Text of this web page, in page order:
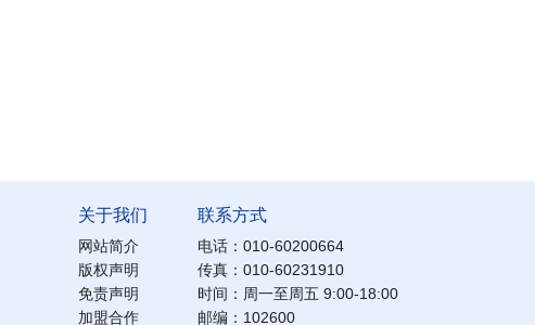
关于我们
网站简介
版权声明
免责声明
加盟合作
联系方式
电话：010-60200664
传真：010-60231910
时间：周一至周五 9:00-18:00
邮编：102600